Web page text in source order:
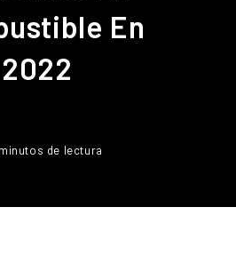
En
2022
de lectura